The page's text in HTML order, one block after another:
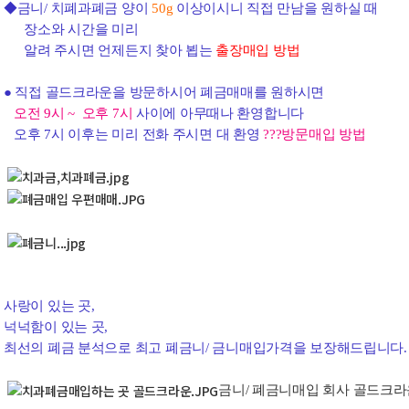
◆금니/ 치폐과폐금 양이50g 이상이시니 직접 만남을 원하실 때
장소와 시간을 미리
알려 주시면 언제든지 찾아 뵙는 출장매입 방법
● 직접 골드크라운을 방문하시어 폐금매매를 원하시면
오전 9시 ~ 오후 7시 사이에 아무때나 환영합니다
오후 7시 이후는 미리 전화 주시면 대 환영 ???방문매입 방법
사랑이 있는 곳,
넉넉함이 있는 곳,
최선의 폐금 분석으로 최고 폐금니/ 금니매입가격을 보장해드립니다.
금니/ 폐금니매입 회사 골드크